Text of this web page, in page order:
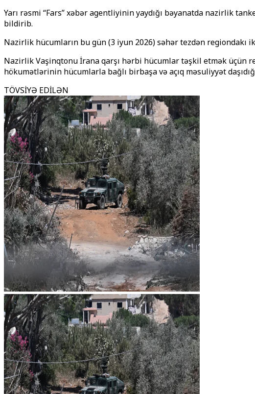
Yarı rəsmi “Fars” xəbər agentliyinin yaydığı bəyanatda nazirlik
bildirib.
Nazirlik hücumların bu gün (3 iyun 2026) səhər tezdən regiondakı
Nazirlik Vaşinqtonu İrana qarşı hərbi hücumlar təşkil etmək
hökumətlərinin hücumlarla bağlı birbaşa və açıq məsuliyyət
TÖVSİYƏ EDİLƏN